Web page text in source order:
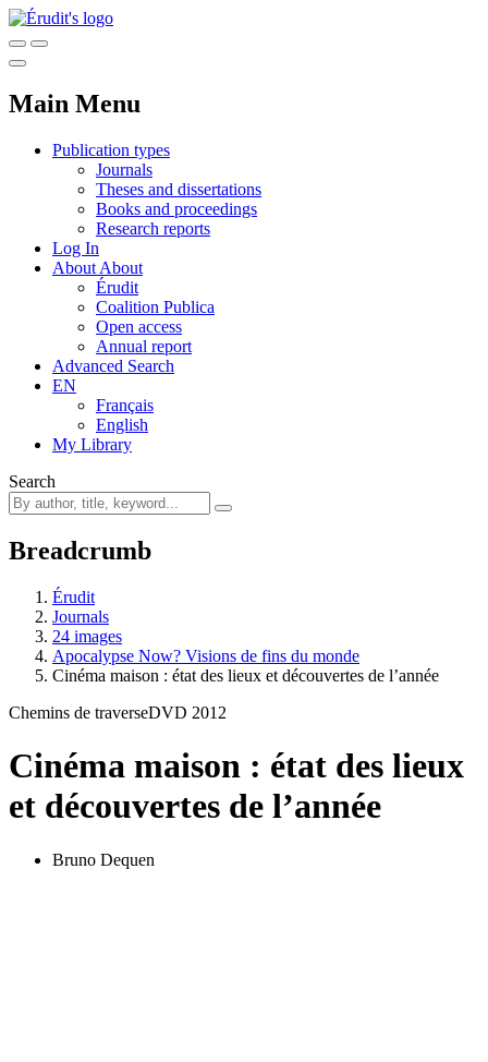
Main Menu
Publication types
Journals
Theses and dissertations
Books and proceedings
Research reports
Log In
About About
Érudit
Coalition Publica
Open access
Annual report
Advanced Search
EN
Français
English
My Library
Search
Breadcrumb
Érudit
Journals
24 images
Apocalypse Now? Visions de fins du monde
Cinéma maison : état des lieux et découvertes de l’année
Chemins de traverseDVD 2012
Cinéma maison : état des lieux
et découvertes de l’année
Bruno Dequen